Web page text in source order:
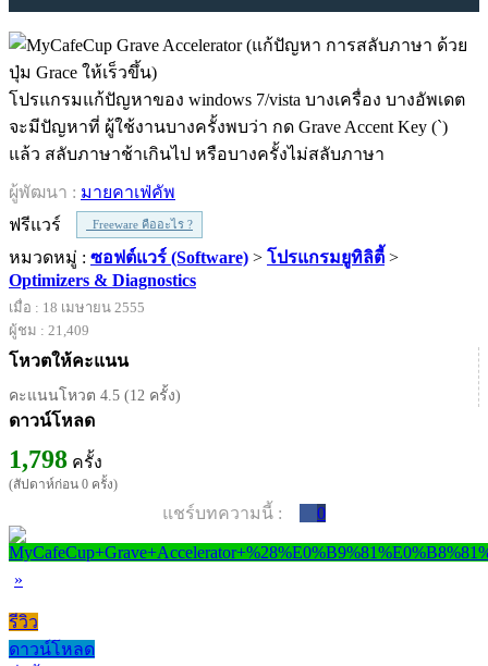
โปรแกรมแก้ปัญหาของ windows 7/vista บางเครื่อง บางอัพเดต
จะมีปัญหาที่ ผู้ใช้งานบางครั้งพบว่า กด Grave Accent Key (`)
แล้ว สลับภาษาช้าเกินไป หรือบางครั้งไม่สลับภาษา
ผู้พัฒนา : มายคาเฟ่คัพ
ฟรีแวร์
Freeware คืออะไร ?
หมวดหมู่ : ซอฟต์แวร์ (Software) > โปรแกรมยูทิลิตี้ >
Optimizers & Diagnostics
เมื่อ : 18 เมษายน 2555
ผู้ชม : 21,409
โหวตให้คะแนน
คะแนนโหวต 4.5 (12 ครั้ง)
ดาวน์โหลด
1,798 ครั้ง
(สัปดาห์ก่อน 0 ครั้ง)
แชร์บทความนี้ : 0
»
รีวิว
ดาวน์โหลด